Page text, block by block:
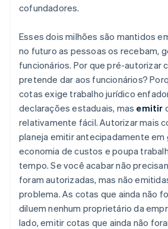
cofundadores.
Esses dois milhões são mantidos
no futuro as pessoas os recebam,
funcionários. Por que pré-autorizar
pretende dar aos funcionários?
cotas exige trabalho jurídico
declarações estaduais, mas emitir
relativamente fácil. Autorizar mais
planeja emitir antecipadamente em
economia de custos e poupa
tempo. Se você acabar não
foram autorizadas, mas não
problema. As cotas que ainda não
diluem nenhum proprietário da
lado, emitir cotas que ainda não